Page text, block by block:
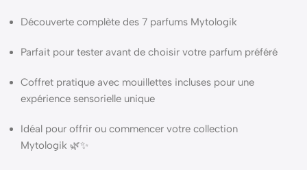
Découverte complète des 7 parfums Mytologik
Parfait pour tester avant de choisir votre parfum préféré
Coffret pratique avec mouillettes incluses pour une
expérience sensorielle unique
Idéal pour offrir ou commencer votre collection
Mytologik 🌿✨